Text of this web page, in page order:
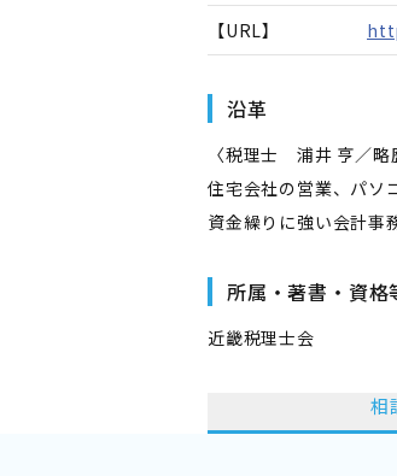
【URL】
沿革
〈税理士 浦井 亨／略
住宅会社の営業、パソ
資金繰りに強い会計事
所属・著書・資格
近畿税理士会
相